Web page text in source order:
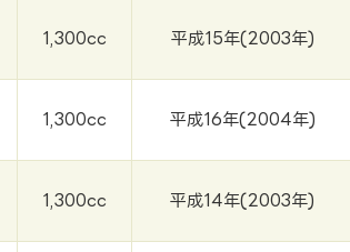
1,300cc 平成15年(2003年)
1,300cc 平成16年(2004年)
1,300cc 平成14年(2003年)